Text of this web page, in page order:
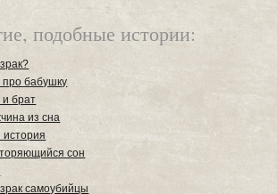
подобные истории:
бабушку
брат
из сна
история
сон
самоубийцы